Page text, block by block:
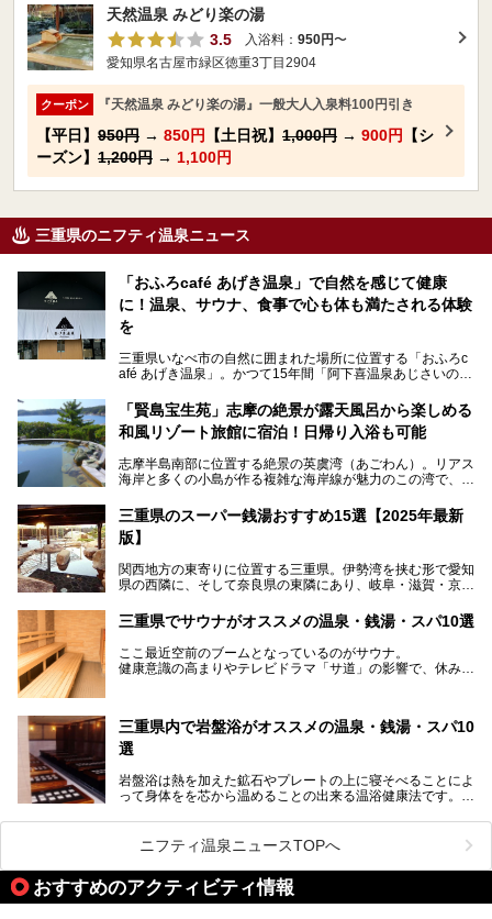
天然温泉 みどり楽の湯
3.5
入浴料： 950円〜
愛知県名古屋市緑区徳重3丁目2904
クーポン 『天然温泉 みどり楽の湯』一般大人入泉料100円引き
【平日】 950円 → 850円 【土日祝】 1,000円 → 900円
【シ
ーズン】 1,200円 → 1,100円
三重県のニフティ温泉ニュース
「おふろcafé あげき温泉」で自然を感じて健康
に！温泉、サウナ、食事で心も体も満たされる体験
を
三重県いなべ市の自然に囲まれた場所に位置する「おふろc
afé あげき温泉」。かつて15年間「阿下喜温泉あじさいの
泊が楽しめる施設として2024年4月に新しく生まれ変わりま
した！
ていた施設……。今回は、地元の方から観光客まで楽しめる
「おふろcafé あげき温泉」をじっくりご紹介していきま
「賢島宝生苑」志摩の絶景が露天風呂から楽しめる
和風リゾート旅館に宿泊！日帰り入浴も可能
志摩半島南部に位置する絶景の英虞湾（あごわん）。リアス
海岸と多くの小島が作る複雑な海岸線が魅力のこの湾で、最
らも英虞湾が一望できる人気の旅館「賢島宝生苑（かしこじ
まほうじょうえん）」をご紹介します。日帰り入浴もできま
すよ！
───
提供元：賢島宝生苑【PR】
三重県のスーパー銭湯おすすめ15選【2025年最新
版】
関西地方の東寄りに位置する三重県。伊勢湾を挟む形で愛知
県の西隣に、そして奈良県の東隣にあり、岐阜・滋賀・京
伊勢神宮を擁する伊勢志摩や、世界遺産に登録された熊野古
道をはじめ、鳥羽水族館、忍者の里・伊賀、鈴鹿サーキッ
ト、松坂牛に伊勢海老……と、観光＆グルメの宝庫です。
東からも西からも訪れやすい三重県には、ハイクオリティな
スーパー銭湯がたくさん！お風呂も食事もコスパもいい、お
三重県でサウナがオススメの温泉・銭湯・スパ10選
ここ最近空前のブームとなっているのがサウナ。
健康意識の高まりやテレビドラマ「サ道」の影響で、休みの
いサウナのある温泉や銭湯、スパをご紹介。
気軽に立ち寄れてリラックス効果の高いサウナで、日頃の疲
れをリフレッシュしませんか？
三重県内で岩盤浴がオススメの温泉・銭湯・スパ10
選
岩盤浴は熱を加えた鉱石やプレートの上に寝そべることによ
って身体をを芯から温めることの出来る温浴健康法です。じ
果だけではなく、代謝が高まり健康や美容にも良い影響が期
待できます。今回はそんな岩盤浴にこだわった、三重県内の
オススメ温泉・銭湯・スパ10ヶ所を紹介させていただきま
す。
ニフティ温泉ニュースTOPへ
おすすめのアクティビティ情報